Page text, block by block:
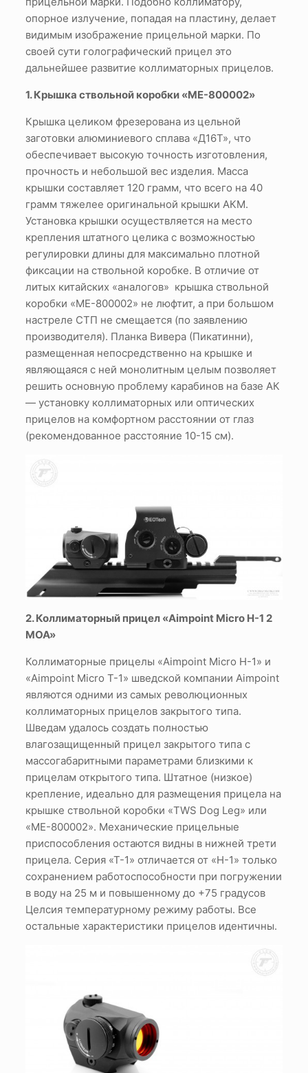
опорное излучение, попадая на пластину, делает
видимым изображение прицельной марки. По
своей сути голографический прицел это
дальнейшее развитие коллиматорных прицелов.
1. Крышка ствольной коробки «МЕ-800002»
Крышка целиком фрезерована из цельной
заготовки алюминиевого сплава «Д16Т», что
обеспечивает высокую точность изготовления,
прочность и небольшой вес изделия. Масса
крышки составляет 120 грамм, что всего на 40
грамм тяжелее оригинальной крышки АКМ.
Установка крышки осуществляется на место
крепления штатного целика с возможностью
регулировки длины для максимально плотной
фиксации на ствольной коробке. В отличие от
литых китайских «аналогов» крышка ствольной
коробки «МЕ-800002» не люфтит, а при большом
настреле СТП не смещается (по заявлению
производителя). Планка Вивера (Пикатинни),
размещенная непосредственно на крышке и
являющаяся с ней монолитным целым позволяет
решить основную проблему карабинов на базе АК
— установку коллиматорных или оптических
прицелов на комфортном расстоянии от глаз
(рекомендованное расстояние 10-15 см).
2. Коллиматорный прицел «Aimpoint Micro H-1 2
MOA»
Коллиматорные прицелы «Aimpoint Micro H-1» и
«Aimpoint Micro T-1» шведской компании Aimpoint
являются одними из самых революционных
коллиматорных прицелов закрытого типа.
Шведам удалось создать полностью
влагозащищенный прицел закрытого типа с
массогабаритными параметрами близкими к
прицелам открытого типа. Штатное (низкое)
крепление, идеально для размещения прицела на
крышке ствольной коробки «TWS Dog Leg» или
«МЕ-800002». Механические прицельные
приспособления остаются видны в нижней трети
прицела. Серия «Т-1» отличается от «Н-1» только
сохранением работоспособности при погружении
в воду на 25 м и повышенному до +75 градусов
Целсия температурному режиму работы. Все
остальные характеристики прицелов идентичны.